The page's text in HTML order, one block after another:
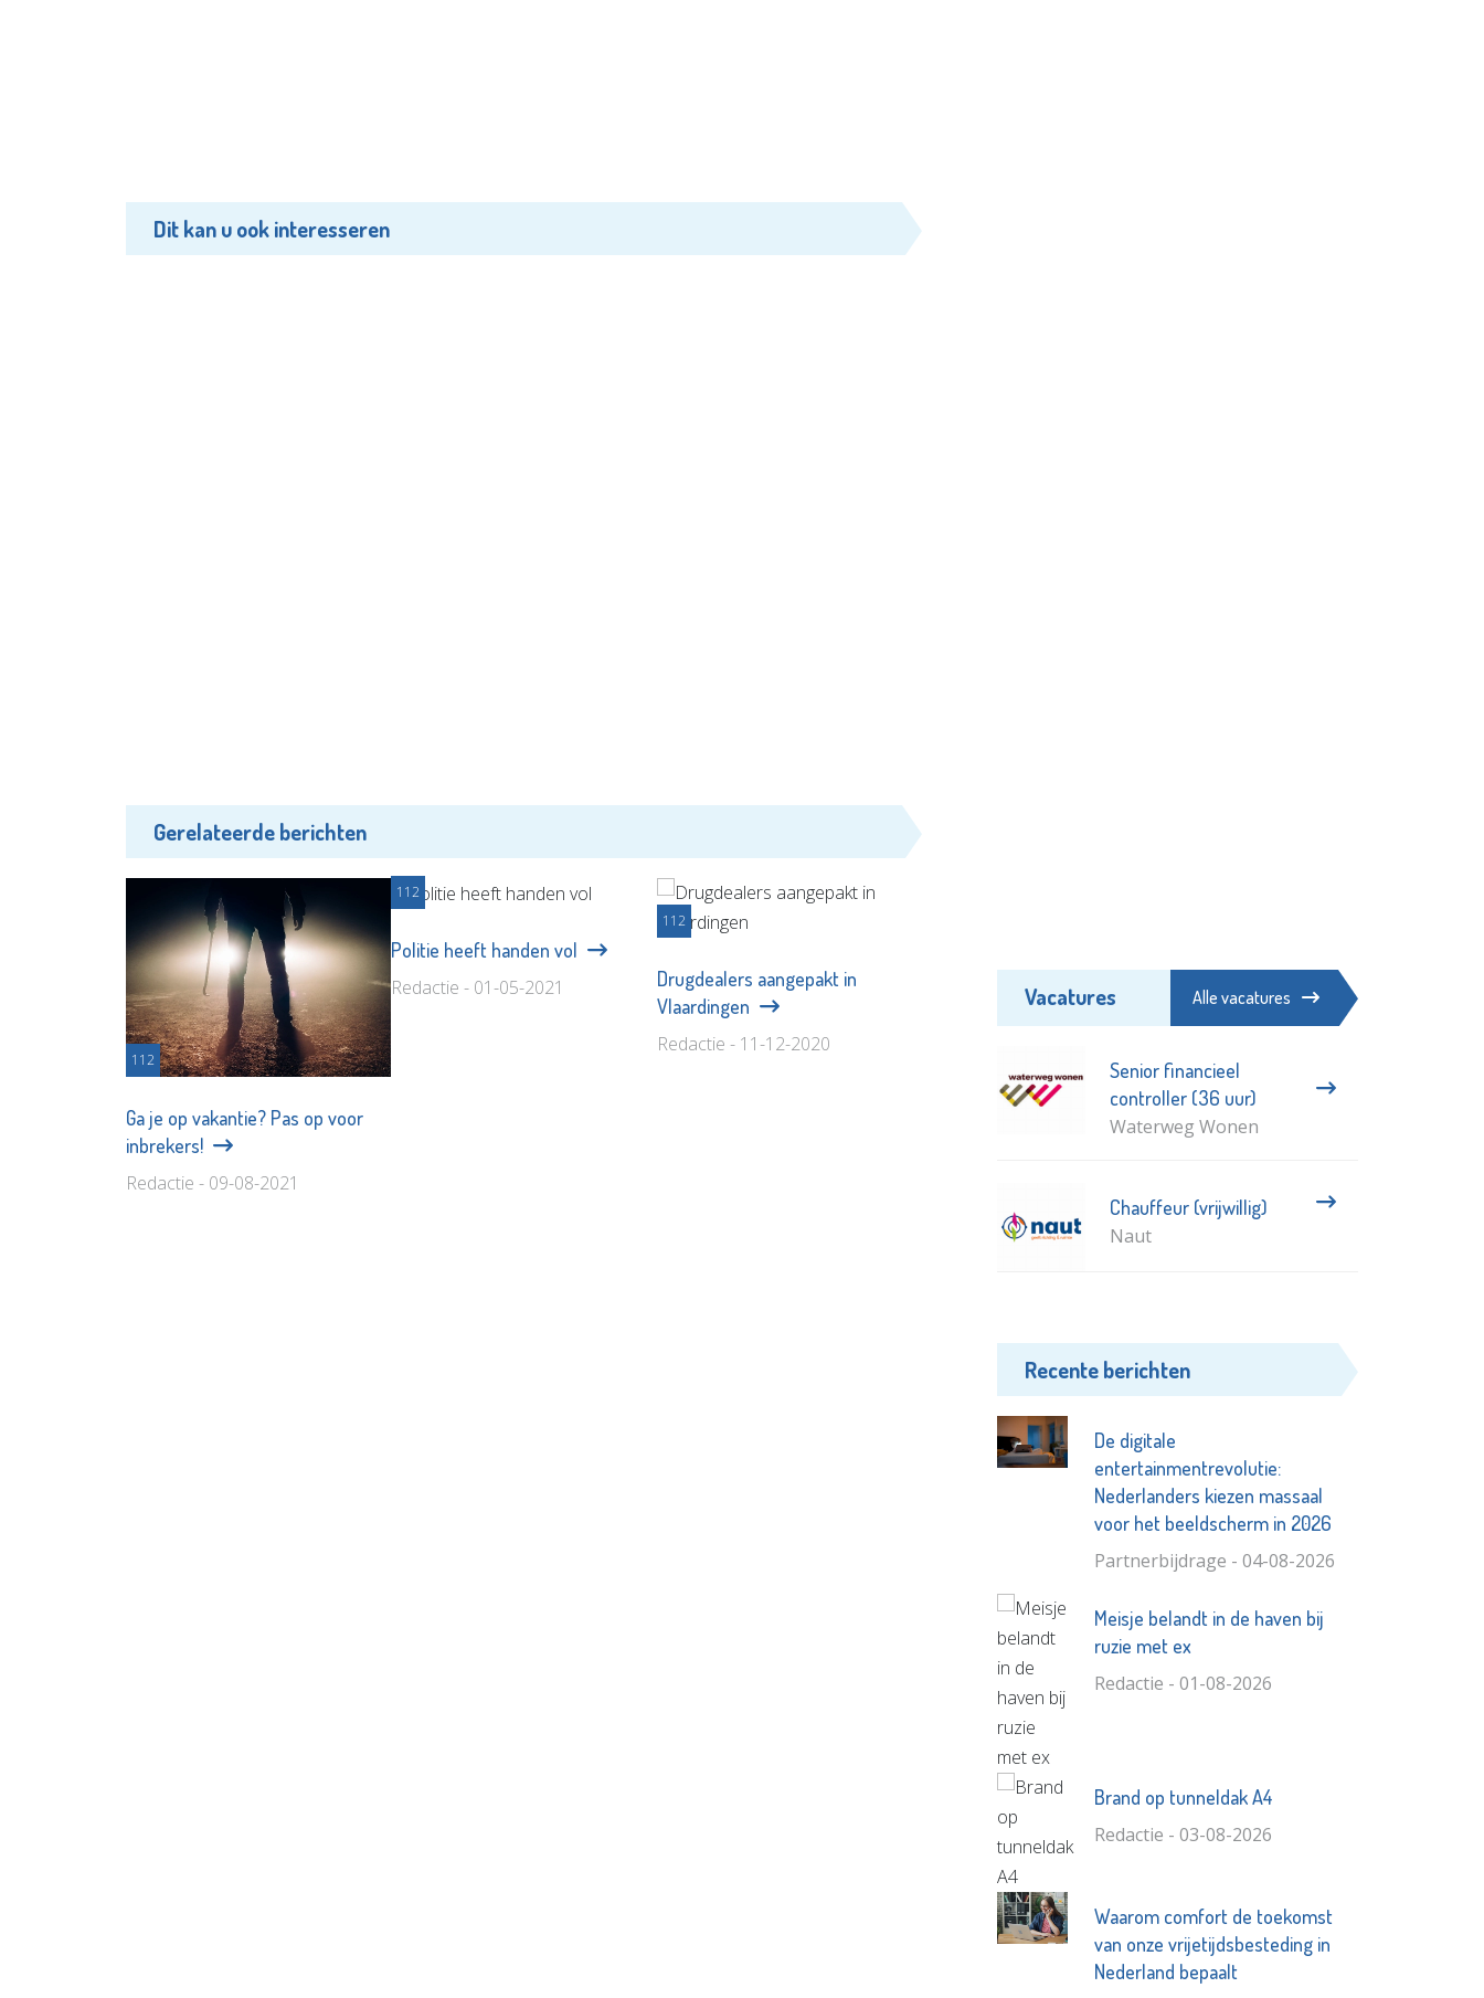
Dit kan u ook interesseren
Gerelateerde berichten
112
Ga je op vakantie? Pas op voor
inbrekers!
Redactie - 09-08-2021
112
Politie heeft handen vol
Redactie - 01-05-2021
112
Drugdealers aangepakt in
Vlaardingen
Redactie - 11-12-2020
Vacatures Alle vacatures
Senior financieel
controller (36 uur)
Waterweg Wonen
Chauffeur (vrijwillig)
Naut
Recente berichten
De digitale
entertainmentrevolutie:
Nederlanders kiezen massaal
voor het beeldscherm in 2026
Partnerbijdrage - 04-08-2026
Meisje belandt in de haven bij
ruzie met ex
Redactie - 01-08-2026
Brand op tunneldak A4
Redactie - 03-08-2026
Waarom comfort de toekomst
van onze vrijetijdsbesteding in
Nederland bepaalt